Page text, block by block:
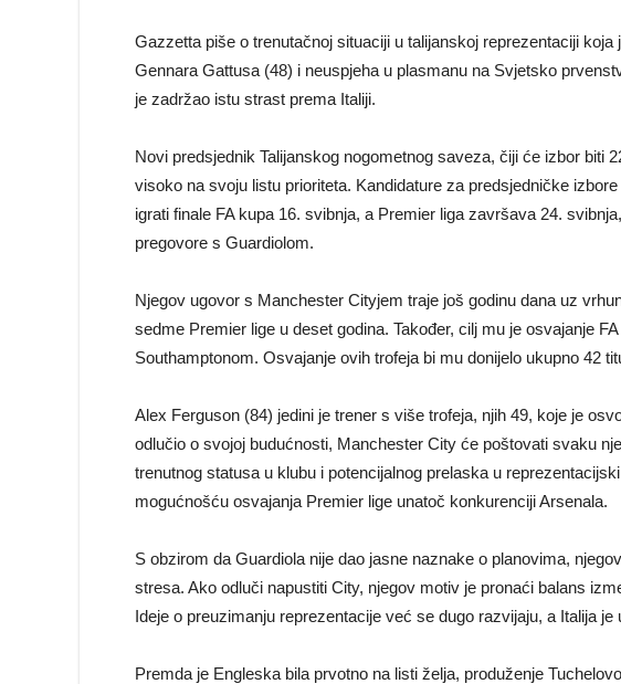
Gazzetta piše o trenutačnoj situaciji u talijanskoj reprezentaciji
Gennara Gattusa (48) i neuspjeha u plasmanu na Svjetsko
je zadržao istu strast prema Italiji.
Novi predsjednik Talijanskog nogometnog saveza, čiji će izbor biti
visoko na svoju listu prioriteta. Kandidature za predsjedničke
igrati finale FA kupa 16. svibnja, a Premier liga završava 24.
pregovore s Guardiolom.
Njegov ugovor s Manchester Cityjem traje još godinu dana uz
sedme Premier lige u deset godina. Također, cilj mu je osvajanje
Southamptonom. Osvajanje ovih trofeja bi mu donijelo ukupno 42
Alex Ferguson (84) jedini je trener s više trofeja, njih 49, koje je
odlučio o svojoj budućnosti, Manchester City će poštovati svaku
trenutnog statusa u klubu i potencijalnog prelaska u
mogućnošću osvajanja Premier lige unatoč konkurenciji Arsenala.
S obzirom da Guardiola nije dao jasne naznake o planovima,
stresa. Ako odluči napustiti City, njegov motiv je pronaći balans
Ideje o preuzimanju reprezentacije već se dugo razvijaju, a Italija
Premda je Engleska bila prvotno na listi želja, produženje